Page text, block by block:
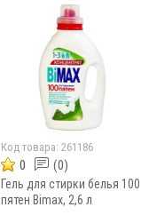
Код товара:261186
0 (0)
Гель для стирки белья 100
пятен Bimax, 2,6 л